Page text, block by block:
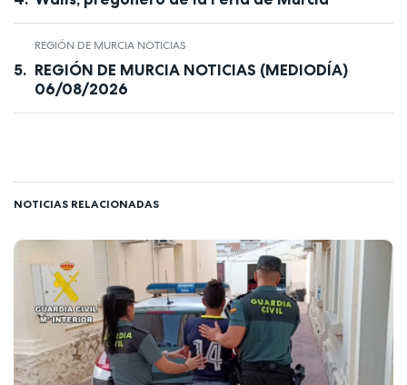
REGIÓN DE MURCIA NOTICIAS
REGIÓN DE MURCIA NOTICIAS (MEDIODÍA)
06/08/2026
NOTICIAS RELACIONADAS